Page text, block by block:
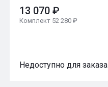
13 070 ₽
Комплект 52 280 ₽
Недоступно для заказа